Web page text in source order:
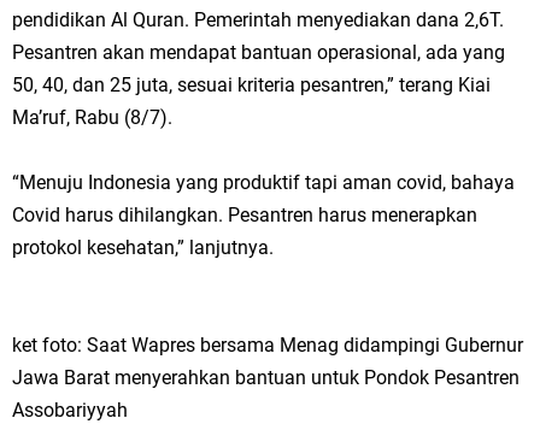
pendidikan Al Quran. Pemerintah menyediakan dana 2,6T.
Pesantren akan mendapat bantuan operasional, ada yang
50, 40, dan 25 juta, sesuai kriteria pesantren,” terang Kiai
Ma’ruf, Rabu (8/7).
“Menuju Indonesia yang produktif tapi aman covid, bahaya
Covid harus dihilangkan. Pesantren harus menerapkan
protokol kesehatan,” lanjutnya.
ket foto: Saat Wapres bersama Menag didampingi Gubernur
Jawa Barat menyerahkan bantuan untuk Pondok Pesantren
Assobariyyah